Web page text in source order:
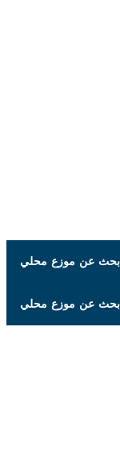
ابحث عن موزع محلي
ابحث عن موزع محلي